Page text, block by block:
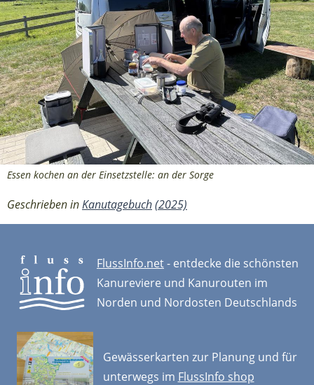
Essen kochen an der Einsetzstelle: an der Sorge
Geschrieben inKanutagebuch(2025)
FlussInfo.net- entdecke die schönsten
Kanureviere und Kanurouten im
Norden und Nordosten Deutschlands
Gewässerkarten zur Planung und für
unterwegs im FlussInfo shop